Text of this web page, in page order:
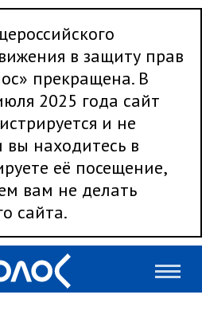
в защиту прав
прекращена. В
2025 года сайт
и не
вы находитесь в
её посещение,
вам не делать
сайта.